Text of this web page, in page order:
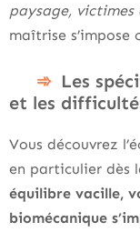
paysage, victimes
maîtrise s’impose
Les
et les
Vous découvrez
en particulier dès
équilibre vacille,
biomécanique